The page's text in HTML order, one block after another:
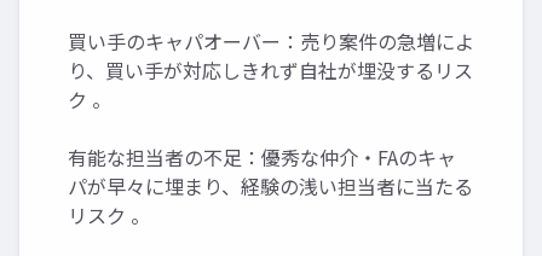
買い手のキャパオーバー：売り案件の急増によ
り、買い手が対応しきれず自社が埋没するリス
ク 。
有能な担当者の不足：優秀な仲介・FAのキャ
パが早々に埋まり、経験の浅い担当者に当たる
リスク 。